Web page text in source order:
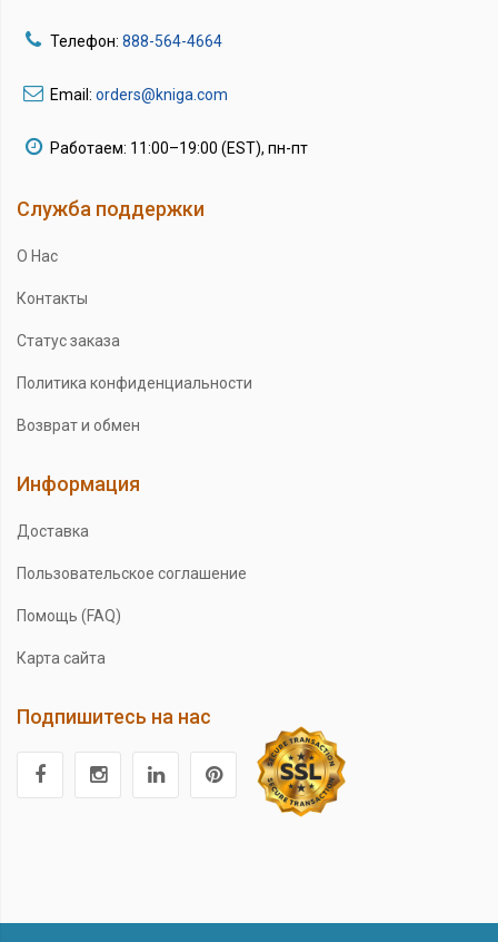
Телефон: 888-564-4664
Email: orders@kniga.com
Работаем: 11:00–19:00 (EST), пн-пт
Служба поддержки
О Нас
Контакты
Статус заказа
Политика конфиденциальности
Возврат и обмен
Информация
Доставка
Пользовательское соглашение
Помощь (FAQ)
Карта сайта
Подпишитесь на нас